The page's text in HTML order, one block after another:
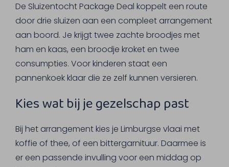
De Sluizentocht Package Deal koppelt een route
door drie sluizen aan een compleet arrangement
aan boord. Je krijgt twee zachte broodjes met
ham en kaas, een broodje kroket en twee
consumpties. Voor kinderen staat een
pannenkoek klaar die ze zelf kunnen versieren.
Kies wat bij je gezelschap past
Bij het arrangement kies je Limburgse vlaai met
koffie of thee, of een bittergarnituur. Daarmee is
er een passende invulling voor een middag op